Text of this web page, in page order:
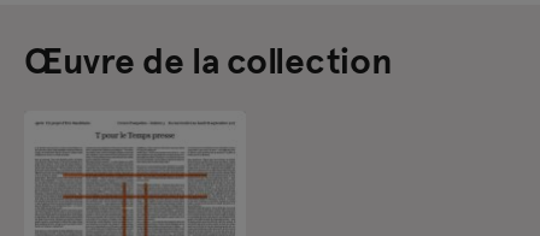
Œuvre de la collection